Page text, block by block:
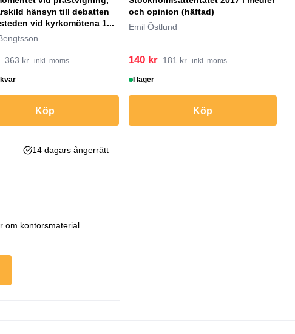
hänsyn till debatten
vid kyrkomötena 1...
363 kr inkl. moms
Köp
och opinion (häftad)
Emil Östlund
140 kr 181 kr inkl. moms
I lager
Köp
14 dagars ångerrätt
om kontorsmaterial